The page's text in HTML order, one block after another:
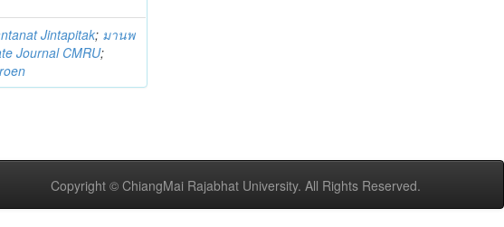
Jintapitak; มานพ
Journal CMRU;
Copyright © ChiangMai Rajabhat University. All Rights Reserved.